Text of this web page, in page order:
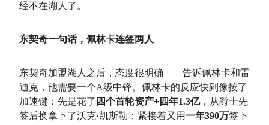
经不在湖人了。
东契奇一句话，佩林卡连签两人
东契奇加盟湖人之后，态度很明确——告诉佩林卡和雷
迪克，他需要一个A级中锋。佩林卡的反应快到像按了
加速键：先是花了 四个首轮资产+四年1.3亿，从爵士先
签后换拿下了沃克·凯斯勒 ；紧接着又用一年390万签下